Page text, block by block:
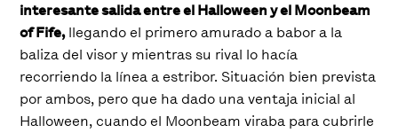
interesante salida entre el Halloween y el Moonbeam
of Fife,llegando el primero amurado a babor a la
baliza del visor y mientras su rival lo hacía
recorriendo la línea a estribor. Situación bien prevista
por ambos, pero que ha dado una ventaja inicial al
Halloween, cuando el Moonbeam viraba para cubrirle